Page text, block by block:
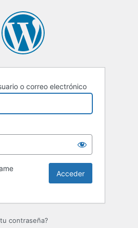
o correo electrónico
contraseña?